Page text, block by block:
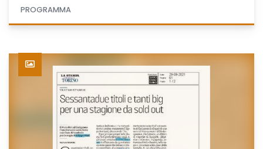
PROGRAMMA